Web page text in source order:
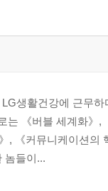
생활건강에 근무
는 《버블 세계화》
, 《커뮤니케이션의
놈들이...